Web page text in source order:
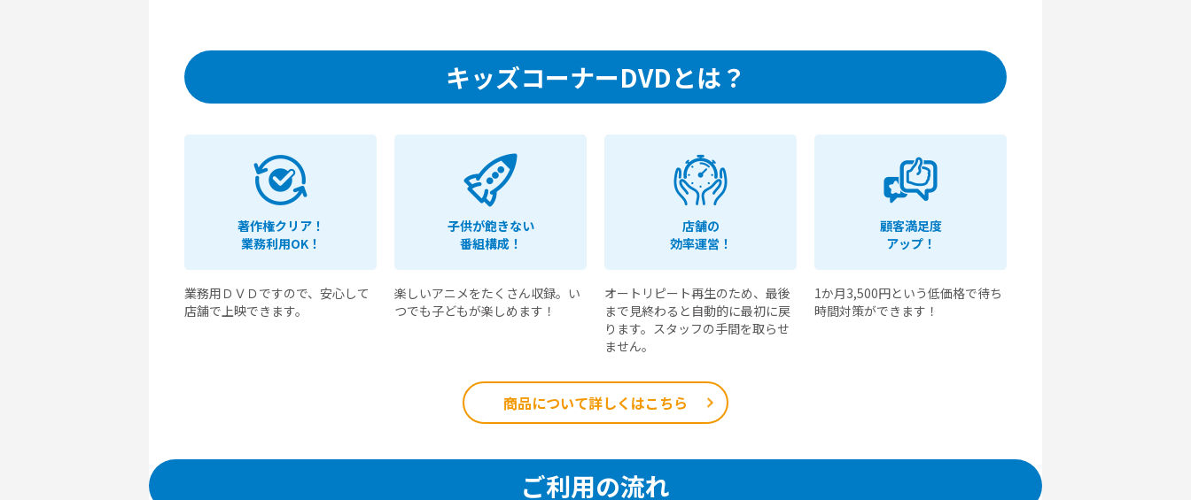
キッズコーナーDVDとは？
著作権クリア！
業務利用OK！
業務用ＤＶＤですので、安心して
店舗で上映できます。
子供が飽きない
番組構成！
楽しいアニメをたくさん収録。い
つでも子どもが楽しめます！
店舗の
効率運営！
オートリピート再生のため、最後
まで見終わると自動的に最初に戻
ります。スタッフの手間を取らせ
ません。
顧客満足度
アップ！
1か月3,500円という低価格で待ち
時間対策ができます！
商品について詳しくはこちら
ご利用の流れ